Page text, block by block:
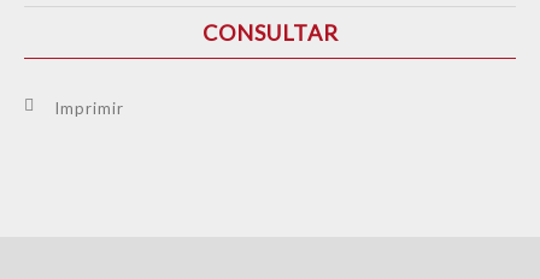
CONSULTAR
Imprimir